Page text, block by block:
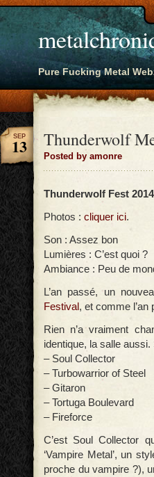
Pure Fucking Metal
Thunderwolf
Posted by amonre
SEP
13
Thunderwolf Fest
Photos : cliquer ici.
Son : Assez bon
Lumières : C’est quoi ?
Ambiance : Peu de
L’an passé, un
Festival, et comme l’an
Rien n’a vraiment
identique, la salle
– Soul Collector
– Turbowarrior of Steel
– Gitaron
– Tortuga Boulevard
– Fireforce
C’est Soul Collector
‘Vampire Metal’, un
proche du vampire ?),